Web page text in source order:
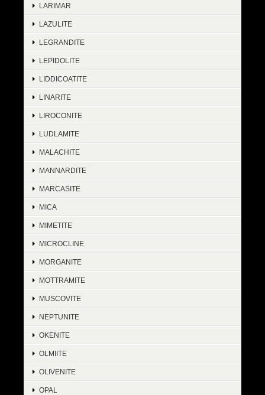
LARIMAR
LAZULITE
LEGRANDITE
LEPIDOLITE
LIDDICOATITE
LINARITE
LIROCONITE
LUDLAMITE
MALACHITE
MANNARDITE
MARCASITE
MICA
MIMETITE
MICROCLINE
MORGANITE
MOTTRAMITE
MUSCOVITE
NEPTUNITE
OKENITE
OLMIITE
OLIVENITE
OPAL